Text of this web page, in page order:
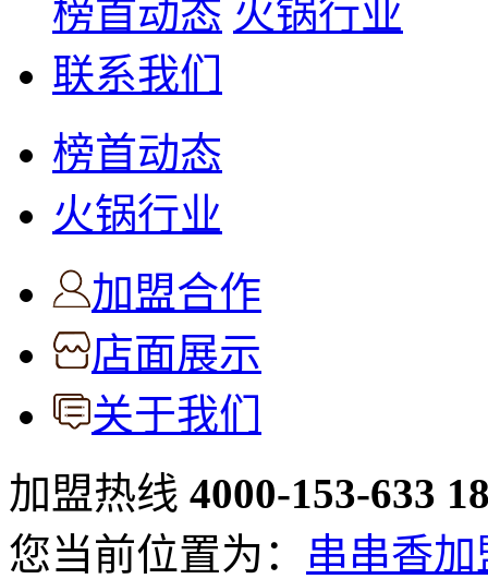
榜首动态 火锅行业
联系我们
榜首动态
火锅行业
加盟合作
店面展示
关于我们
加盟热线 4000-153-633
您当前位置为： 串串香加